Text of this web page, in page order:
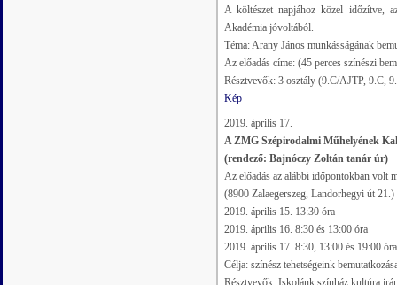
A költészet napjához közel időzítve,
Akadémia jóvoltából.
Téma: Arany János munkásságának
Az előadás címe: (45 perces színészi
Résztvevők: 3 osztály (9.C/AJTP, 9.C,
Kép
2019. április 17.
A ZMG Szépirodalmi Műhelyének
(rendező: Bajnóczy Zoltán tanár úr)
Az előadás az alábbi időpontokban volt
(8900 Zalaegerszeg, Landorhegyi út 21.)
2019. április 15. 13:30 óra
2019. április 16. 8:30 és 13:00 óra
2019. április 17. 8:30, 13:00 és 19:00 óra
Célja: színész tehetségeink
Résztvevők: Iskolánk színház kultúra